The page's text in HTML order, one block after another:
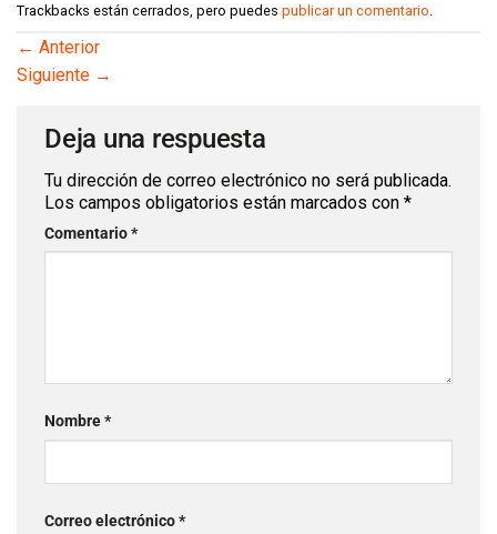
Trackbacks están cerrados, pero puedes publicar un comentario
← Anterior
Siguiente →
Deja una respuesta
Tu dirección de correo electrónico no será publicada.
Los campos obligatorios están marcados con *
Comentario*
Nombre*
Correo electrónico*